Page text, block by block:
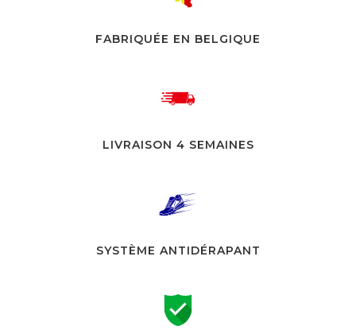
FABRIQUÉE EN BELGIQUE
LIVRAISON 4 SEMAINES
SYSTÈME ANTIDÉRAPANT